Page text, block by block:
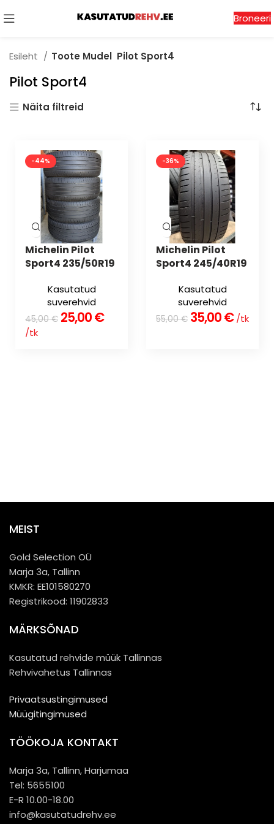
Broneeri
Esileht Toote Mudel Pilot Sport4
Pilot Sport4
Näita filtreid
-44%
Michelin Pilot
Sport4 235/50R19
Kasutatud
suverehvid
45,00€ 25,00€
/tk
-36%
Michelin Pilot
Sport4 245/40R19
Kasutatud
suverehvid
55,00€ 35,00€/tk
MEIST
Gold Selection OÜ
Marja 3a, Tallinn
KMKR: EE101580270
Registrikood: 11902833
MÄRKSÕNAD
Kasutatud rehvide müük Tallinnas
Rehvivahetus Tallinnas
Privaatsustingimused
Müügitingimused
TÖÖKOJA KONTAKT
Marja 3a, Tallinn, Harjumaa
Tel: 5655100
E-R 10.00-18.00
info@kasutatudrehv.ee